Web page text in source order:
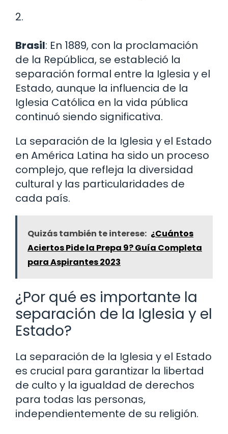
2.
Brasil: En 1889, con la proclamación
de la República, se estableció la
separación formal entre la Iglesia y el
Estado, aunque la influencia de la
Iglesia Católica en la vida pública
continuó siendo significativa.
La separación de la Iglesia y el Estado
en América Latina ha sido un proceso
complejo, que refleja la diversidad
cultural y las particularidades de
cada país.
Quizás también te interese: ¿Cuántos
Aciertos Pide la Prepa 9? Guía Completa
para Aspirantes 2023
¿Por qué es importante la
separación de la Iglesia y el
Estado?
La separación de la Iglesia y el Estado
es crucial para garantizar la libertad
de culto y la igualdad de derechos
para todas las personas,
independientemente de su religión.